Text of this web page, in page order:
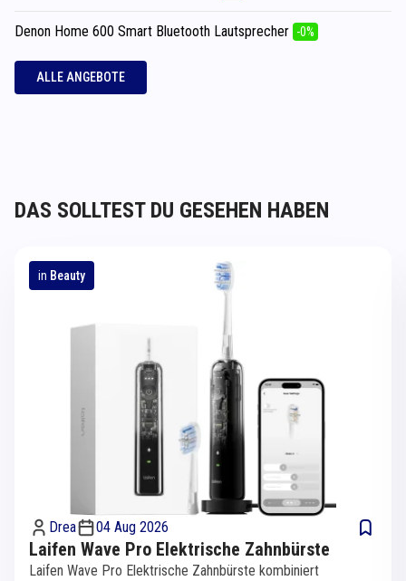
Denon Home 600 Smart Bluetooth Lautsprecher -0%
ALLE ANGEBOTE
DAS SOLLTEST DU GESEHEN HABEN
in Beauty
Drea 04 Aug 2026
Laifen Wave Pro Elektrische Zahnbürste
Laifen Wave Pro Elektrische Zahnbürste kombiniert